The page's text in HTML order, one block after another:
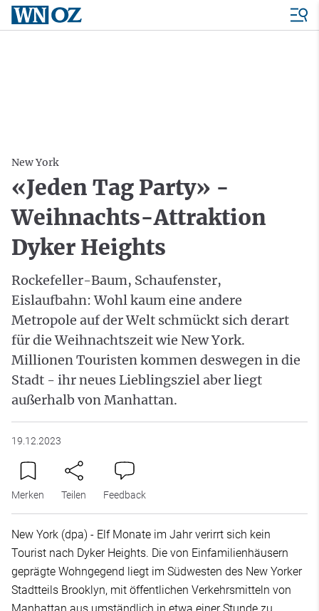
New York
«Jeden Tag Party» -
Weihnachts-Attraktion
Dyker Heights
Rockefeller-Baum, Schaufenster,
Eislaufbahn: Wohl kaum eine andere
Metropole auf der Welt schmückt sich derart
für die Weihnachtszeit wie New York.
Millionen Touristen kommen deswegen in die
Stadt - ihr neues Lieblingsziel aber liegt
außerhalb von Manhattan.
19.12.2023
Merken Teilen Feedback
New York (dpa) - Elf Monate im Jahr verirrt sich kein
Tourist nach Dyker Heights. Die von Einfamilienhäusern
geprägte Wohngegend liegt im Südwesten des New Yorker
Stadtteils Brooklyn, mit öffentlichen Verkehrsmitteln von